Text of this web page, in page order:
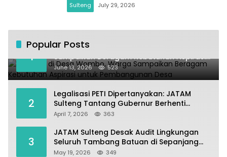
Sulteng July 29, 2026
Popular Posts
1
Kundapil di Desa Wombo, Warga
Sampaikan Beragam Kebutuhan Aspirasi
untuk Pembangunan Desa
June 13, 2026 523
2
Legalisasi PETI Dipertanyakan: JATAM
Sulteng Tantang Gubernur Berhenti
Andalkan Tambang dan Selamatkan
April 7, 2026 363
3
JATAM Sulteng Desak Audit Lingkungan
Seluruh Tambang Batuan di Sepanjang
Pesisir Palu–Donggala
May 19, 2026 349